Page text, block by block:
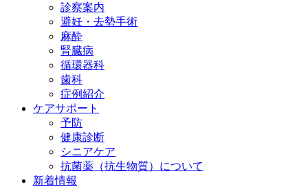
診察案内
避妊・去勢手術
麻酔
腎臓病
循環器科
歯科
症例紹介
ケアサポート
予防
健康診断
シニアケア
抗菌薬（抗生物質）について
新着情報